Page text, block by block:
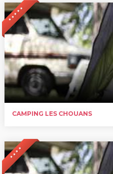
* * * * *
CAMPING LES CHOUANS
* * * *